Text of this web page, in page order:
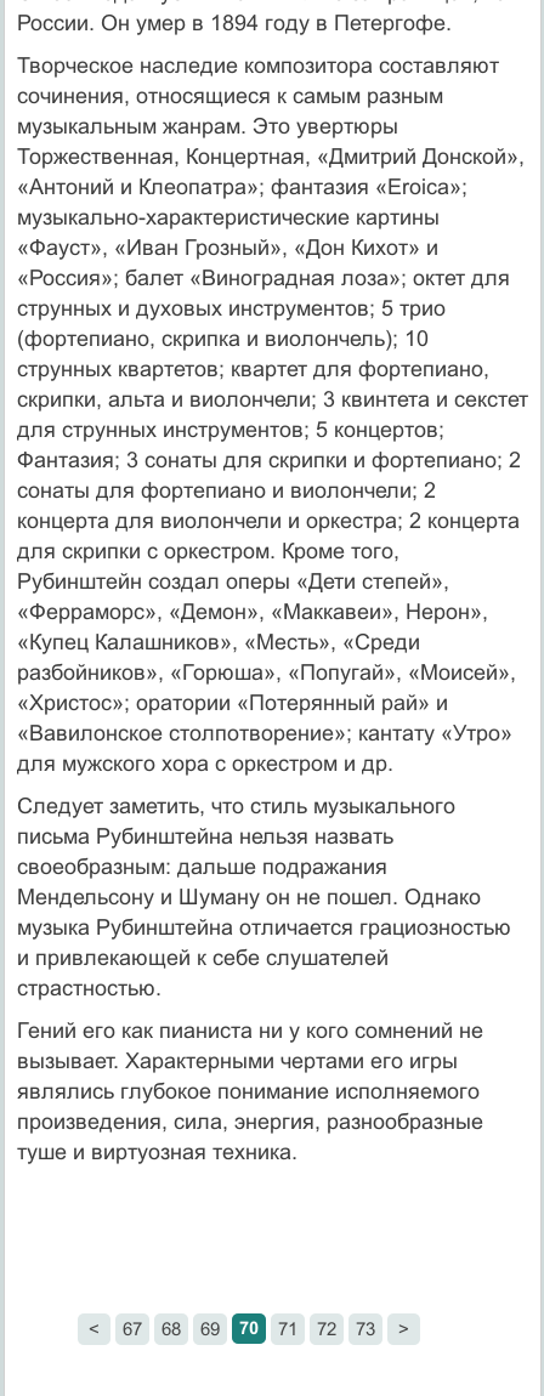
России. Он умер в 1894 году в Петергофе.
Творческое наследие композитора составляют
сочинения, относящиеся к самым разным
музыкальным жанрам. Это увертюры
Торжественная, Концертная, «Дмитрий Донской»,
«Антоний и Клеопатра»; фантазия «Eroica»;
музыкально-характеристические картины
«Фауст», «Иван Грозный», «Дон Кихот» и
«Россия»; балет «Виноградная лоза»; октет для
струнных и духовых инструментов; 5 трио
(фортепиано, скрипка и виолончель); 10
струнных квартетов; квартет для фортепиано,
скрипки, альта и виолончели; 3 квинтета и секстет
для струнных инструментов; 5 концертов;
Фантазия; 3 сонаты для скрипки и фортепиано; 2
сонаты для фортепиано и виолончели; 2
концерта для виолончели и оркестра; 2 концерта
для скрипки с оркестром. Кроме того,
Рубинштейн создал оперы «Дети степей»,
«Ферраморс», «Демон», «Маккавеи», Нерон»,
«Купец Калашников», «Месть», «Среди
разбойников», «Горюша», «Попугай», «Моисей»,
«Христос»; оратории «Потерянный рай» и
«Вавилонское столпотворение»; кантату «Утро»
для мужского хора с оркестром и др.
Следует заметить, что стиль музыкального
письма Рубинштейна нельзя назвать
своеобразным: дальше подражания
Мендельсону и Шуману он не пошел. Однако
музыка Рубинштейна отличается грациозностью
и привлекающей к себе слушателей
страстностью.
Гений его как пианиста ни у кого сомнений не
вызывает. Характерными чертами его игры
являлись глубокое понимание исполняемого
произведения, сила, энергия, разнообразные
туше и виртуозная техника.
< 67 68 69 70 71 72 73 >